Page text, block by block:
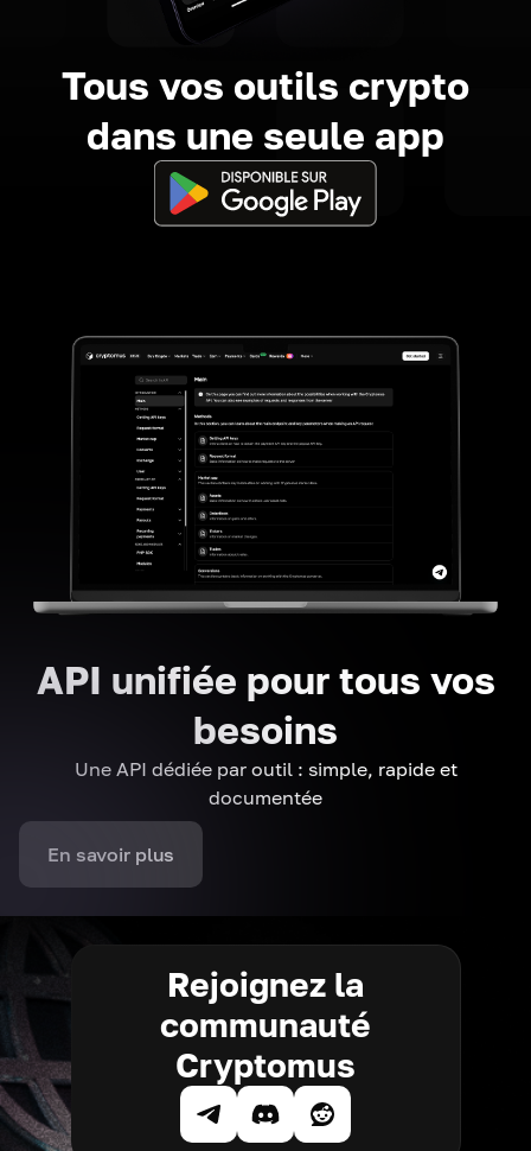
Tous vos outils crypto
dans une seule app
API unifiée pour tous vos
besoins
Une API dédiée par outil : simple, rapide et
documentée
En savoir plus
Rejoignez la
communauté
Cryptomus